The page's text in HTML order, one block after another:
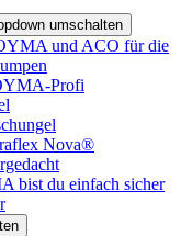
umschalten
und ACO für die
Profi
Nova®
bist du einfach sicher